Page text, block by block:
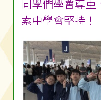
同學們學會尊重
索中學會堅持！